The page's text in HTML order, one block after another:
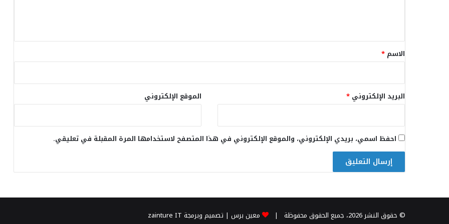
*
الاسم *
البريد الإلكتروني * الموقع الإلكتروني
احفظ اسمي، بريدي الإلكتروني، والموقع الإلكتروني في هذا المتصفح لاستخدامها المرة المقبلة في تعليقي.
© حقوق النشر 2026، جميع الحقوق محفوظة | معين برس | تصميم وبرمجة zainture IT